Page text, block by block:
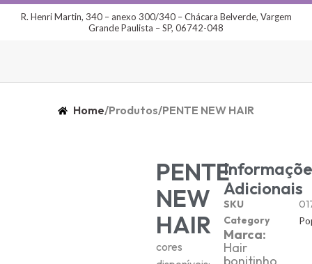
R. Henri Martin, 340 – anexo 300/340 – Chácara Belverde, Vargem
Grande Paulista – SP, 06742-048
Home/Produtos/PENTE NEW HAIR
PENTE
NEW
HAIR
cores
Adicionais
SKU
Category
Marca:
Hair